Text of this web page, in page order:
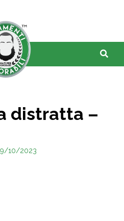
distratta –
10/2023